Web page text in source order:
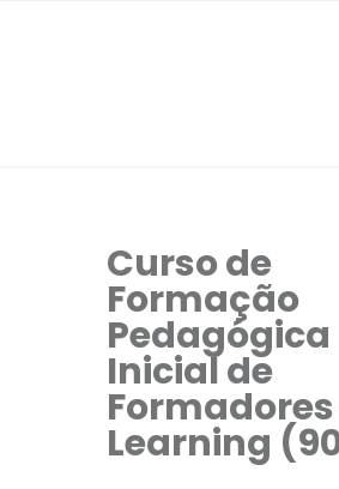
Curso de
Formação
Pedagógica
Inicial de
Learning